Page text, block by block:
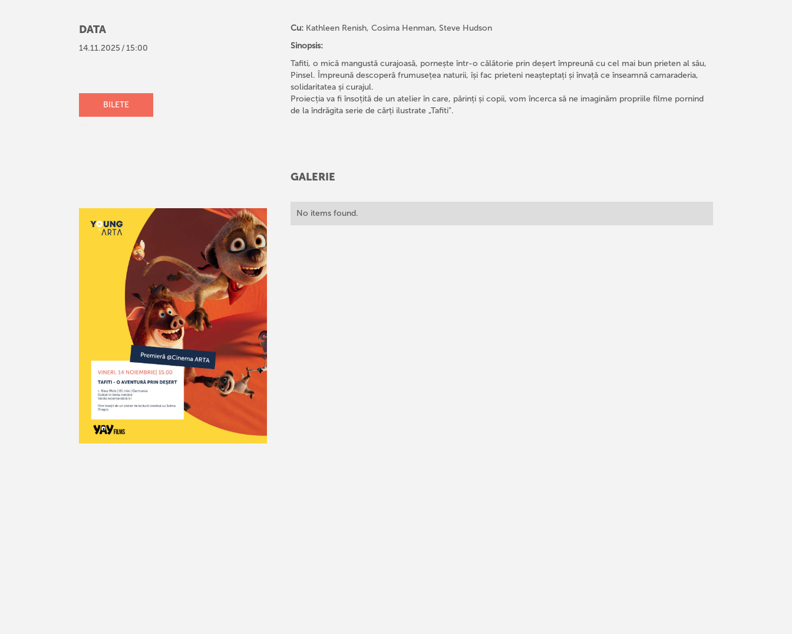
DATA
14.11.2025/15:00
BILETE
Cu:Kathleen Renish, Cosima Henman, Steve Hudson
Sinopsis:
Tafiti, o mică mangustă curajoasă, pornește într-o călătorie prin deșert împreună cu cel mai bun prieten al său,
Pinsel. Împreună descoperă frumusețea naturii, își fac prieteni neașteptați și învață ce înseamnă camaraderia,
solidaritatea și curajul.
Proiecția va fi însoțită de un atelier în care, părinți și copii, vom încerca să ne imaginăm propriile filme pornind
de la îndrăgita serie de cărți ilustrate „Tafiti”.
GALERIE
No items found.